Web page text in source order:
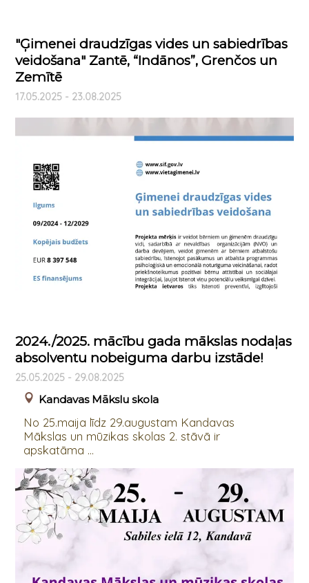
"Ģimenei draudzīgas vides un sabiedrības
veidošana" Zantē, “Indānos”, Grenčos un
Zemītē
17.05.2025 - 23.08.2025
2024./2025. mācību gada mākslas nodaļas
absolventu nobeiguma darbu izstāde!
25.05.2025 - 29.08.2025
Kandavas Mākslu skola
No 25.maija līdz 29.augustam Kandavas
Mākslas un mūzikas skolas 2. stāvā ir
apskatāma ...